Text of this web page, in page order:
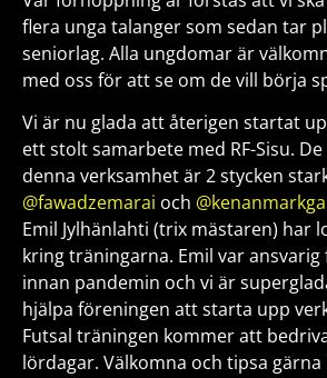
flera unga talanger som sedan tar
seniorlag. Alla ungdomar är
med oss för att se om de vill börja
Vi är nu glada att återigen startat
ett stolt samarbete med RF-Sisu.
denna verksamhet är 2 stycken
@fawadzemarai och
Emil Jylhänlahti (trix mästaren) har
kring träningarna. Emil var
innan pandemin och vi är
hjälpa föreningen att starta upp
Futsal träningen kommer att
lördagar. Välkomna och tipsa